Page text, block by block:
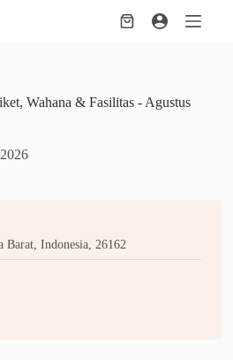
Shopping
Wahana & Fasilitas - Agustus
Barat, Indonesia, 26162